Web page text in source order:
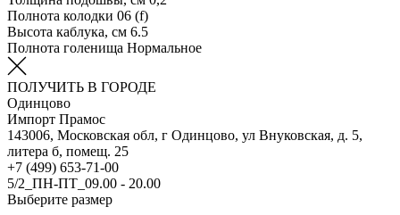
Полнота колодки 06 (f)
Высота каблука, см 6.5
Полнота голенища Нормальное
ПОЛУЧИТЬ В ГОРОДЕ
Одинцово
Импорт Прамос
143006, Московская обл, г Одинцово, ул Внуковская, д. 5,
литера б, помещ. 25
+7 (499) 653-71-00
5/2_ПН-ПТ_09.00 - 20.00
Выберите размер